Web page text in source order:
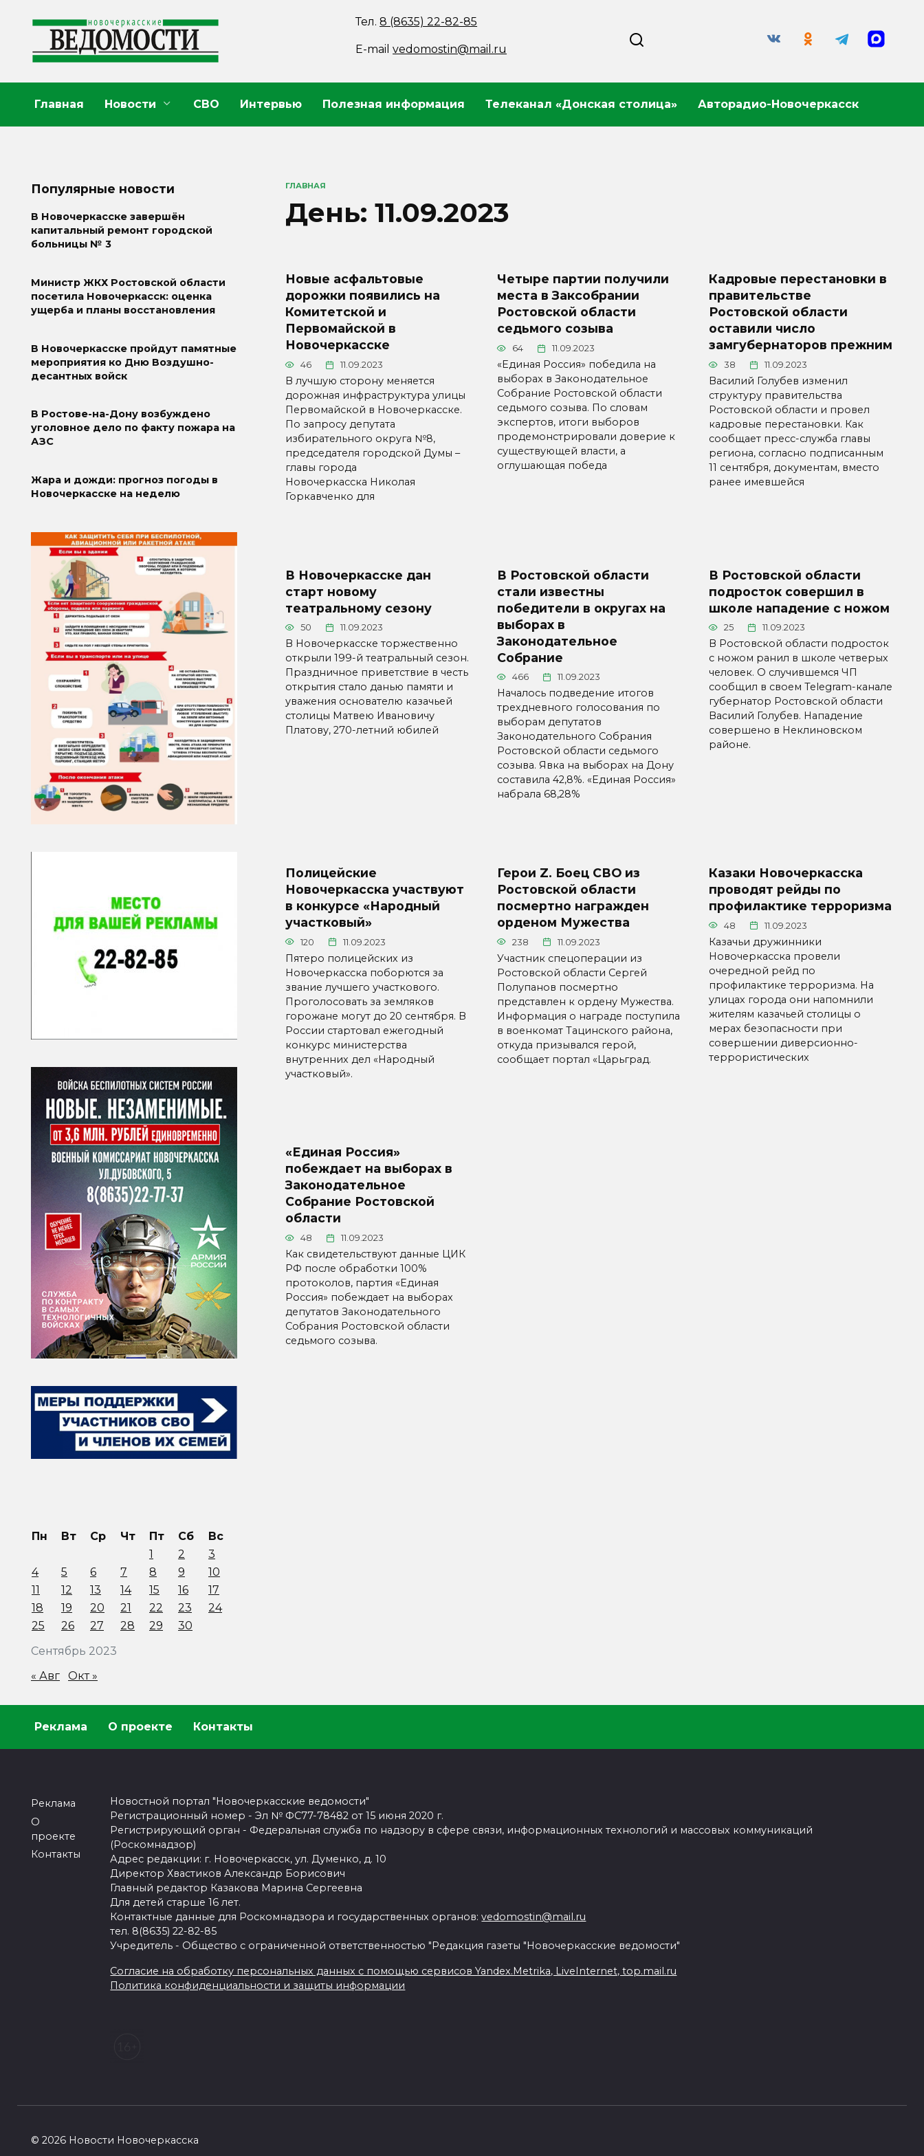
содержанию
Тел.8 (8635) 22-82-85
E-mailvedomostin@mail.ru
Главная Новости СВО Интервью Полезная информация Телеканал «Донская столица» Авторадио-Новочеркасск
ГЛАВНАЯ
День: 11.09.2023
Новые асфальтовые
дорожки появились на
Комитетской и
Первомайской в
Новочеркасске
46 11.09.2023
В лучшую сторону меняется
дорожная инфраструктура улицы
Первомайской в Новочеркасске.
По запросу депутата
избирательного округа №8,
председателя городской Думы –
главы города
Новочеркасска Николая
Горкавченко для
Четыре партии получили
места в Заксобрании
Ростовской области
седьмого созыва
64 11.09.2023
«Единая Россия» победила на
выборах в Законодательное
Собрание Ростовской области
седьмого созыва. По словам
экспертов, итоги выборов
продемонстрировали доверие к
существующей власти, а
оглушающая победа
Кадровые перестановки в
правительстве
Ростовской области
оставили число
замгубернаторов прежним
38 11.09.2023
Василий Голубев изменил
структуру правительства
Ростовской области и провел
кадровые перестановки. Как
сообщает пресс-служба главы
региона, согласно подписанным
11 сентября, документам, вместо
ранее имевшейся
В Новочеркасске дан
старт новому
театральному сезону
50 11.09.2023
В Новочеркасске торжественно
открыли 199-й театральный сезон.
Праздничное приветствие в честь
открытия стало данью памяти и
уважения основателю казачьей
столицы Матвею Ивановичу
Платову, 270-летний юбилей
В Ростовской области
стали известны
победители в округах на
выборах в
Законодательное
Собрание
466 11.09.2023
Началось подведение итогов
трехдневного голосования по
выборам депутатов
Законодательного Собрания
Ростовской области седьмого
созыва. Явка на выборах на Дону
составила 42,8%. «Единая Россия»
набрала 68,28%
В Ростовской области
подросток совершил в
школе нападение с ножом
25 11.09.2023
В Ростовской области подросток
с ножом ранил в школе четверых
человек. О случившемся ЧП
сообщил в своем Telegram-канале
губернатор Ростовской области
Василий Голубев. Нападение
совершено в Неклиновском
районе.
Полицейские
Новочеркасска участвуют
в конкурсе «Народный
участковый»
120 11.09.2023
Пятеро полицейских из
Новочеркасска поборются за
звание лучшего участкового.
Проголосовать за земляков
горожане могут до 20 сентября. В
России стартовал ежегодный
конкурс министерства
внутренних дел «Народный
участковый».
Герои Z. Боец СВО из
Ростовской области
посмертно награжден
орденом Мужества
238 11.09.2023
Участник спецоперации из
Ростовской области Сергей
Полупанов посмертно
представлен к ордену Мужества.
Информация о награде поступила
в военкомат Тацинского района,
откуда призывался герой,
сообщает портал «Царьград.
Казаки Новочеркасска
проводят рейды по
профилактике терроризма
48 11.09.2023
Казачьи дружинники
Новочеркасска провели
очередной рейд по
профилактике терроризма. На
улицах города они напомнили
жителям казачьей столицы о
мерах безопасности при
совершении диверсионно-
террористических
«Единая Россия»
побеждает на выборах в
Законодательное
Собрание Ростовской
области
48 11.09.2023
Как свидетельствуют данные ЦИК
РФ после обработки 100%
протоколов, партия «Единая
Россия» побеждает на выборах
депутатов Законодательного
Собрания Ростовской области
седьмого созыва.
Популярные новости
В Новочеркасске завершён
капитальный ремонт городской
больницы № 3
Министр ЖКХ Ростовской области
посетила Новочеркасск: оценка
ущерба и планы восстановления
В Новочеркасске пройдут памятные
мероприятия ко Дню Воздушно-
десантных войск
В Ростове-на-Дону возбуждено
уголовное дело по факту пожара на
АЗС
Жара и дожди: прогноз погоды в
Новочеркасске на неделю
Сентябрь 2023
Пн Вт Ср Чт Пт Сб
Вс
1
2
3
4
5 6 7 8 9
10
11
12 13 14 15 16
17
18
19 20 21 22 23
24
25
26 27 28 29 30
« Авг Окт »
Реклама О проекте Контакты
Реклама
О
проекте
Контакты
Новостной портал "Новочеркасские ведомости"
Регистрационный номер - Эл № ФС77-78482 от 15 июня 2020 г.
Регистрирующий орган - Федеральная служба по надзору в сфере связи, информационных технологий и массовых коммуникаций
(Роскомнадзор)
Адрес редакции: г. Новочеркасск, ул. Думенко, д. 10
Директор Хвастиков Александр Борисович
Главный редактор Казакова Марина Сергеевна
Для детей старше 16 лет.
Контактные данные для Роскомнадзора и государственных органов:vedomostin@mail.ru
тел. 8(8635) 22-82-85
Учредитель - Общество с ограниченной ответственностью "Редакция газеты "Новочеркасские ведомости"
Согласие на обработку персональных данных с помощью сервисов Yandex.Metrika, LiveInternet, top.mail.ru
Политика конфиденциальности и защиты информации
© 2026 Новости Новочеркасска